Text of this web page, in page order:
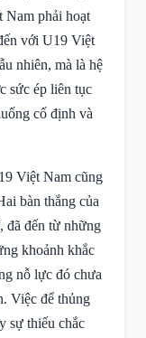
Nam phải hoạt
với U19 Việt
nhiên, mà là hệ
sức ép liên tục
cố định và
Việt Nam cũng
bàn thắng của
đã đến từ những
khoảnh khắc
nỗ lực đó chưa
Việc để thủng
sự thiếu chắc